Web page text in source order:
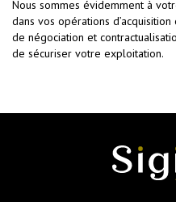
Nous sommes évidemment à
dans vos opérations
de négociation et
de sécuriser votre exploitation.